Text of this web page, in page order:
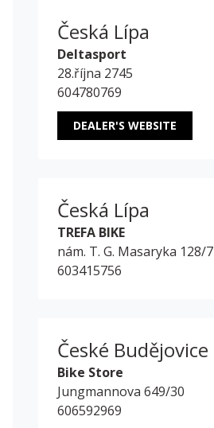
Česká Lípa
Deltasport
28.října 2745
604780769
DEALER'S WEBSITE
Česká Lípa
TREFA BIKE
nám. T. G. Masaryka 128/7
603415756
České Budějovice
Bike Store
Jungmannova 649/30
606592969